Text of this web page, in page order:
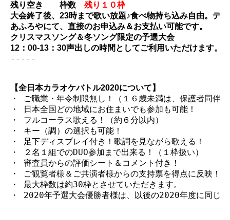
残り空き　　枠数 残り１０枠
大会終了後、23時まで歌い放題♪食べ物持ち込み自由。デ
あふろやにて、直接のお申込み＆お支払い可能です。
クリスマスソング＆冬ソング限定の予選大会
12：00-13：30声出しの時間としてご利用いただけます。
-----
【全日本カラオケバトル2020について】
・ ご職業・年令制限無し！（１６歳未満は、保護者同伴）
・ 日本全国どの地域にお住まいでも参加も可能！
・ フルコーラス歌える！（約６分以内）
・ キー（調）の選択も可能！
・ 足下ディスプレイ付き！歌詞を見ながら歌える！
・ ２名１組でのDUO参加まで出来る！（１枠扱い）
・ 審査員からの評価シート＆コメント付き！
・ ご観覧者様＆ご共演者様からの支持票を得点に反映！
・ 最大枠数は約30枠とさせていただきます。
・ 2020年予選大会優勝者様は、以後の2020年度に同じ